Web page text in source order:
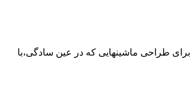
برای طراحی ماشینهایی که در عین سادگی،با